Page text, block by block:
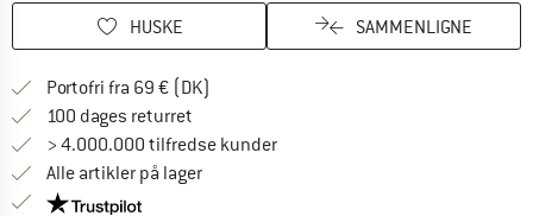
HUSKE SAMMENLIGNE
Portofri fra 69 € (DK)
100 dages returret
> 4.000.000 tilfredse kunder
Alle artikler på lager
Vi er Trustpilot-certificeret - oplysningerne får du